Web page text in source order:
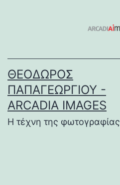
ΘΕΌΔΩΡΟΣ
ΠΑΠΑΓΕΩΡΓΊΟΥ -
ARCADIA IMAGES
Η τέχνη της φωτογραφίας